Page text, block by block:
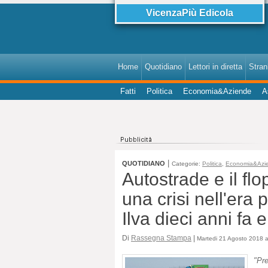
VicenzaPiù Edicola
Home Quotidiano Lettori in diretta
Fatti Politica Economia&Aziende
QUOTIDIANO Categorie: Politica
Autostrade e il
una crisi nell'era
Ilva dieci anni fa
Di Rassegna Stampa | Martedi 21 Agosto 2018